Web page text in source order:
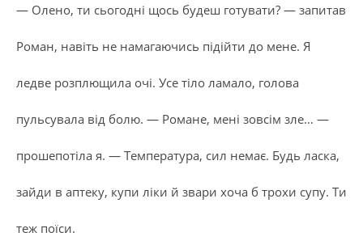
— Олено, ти сьогодні щось будеш готувати? — запитав
Роман, навіть не намагаючись підійти до мене. Я
ледве розплющила очі. Усе тіло ламало, голова
пульсувала від болю. — Романе, мені зовсім зле… —
прошепотіла я. — Температура, сил немає. Будь ласка,
зайди в аптеку, купи ліки й звари хоча б трохи супу. Ти
теж поїси.